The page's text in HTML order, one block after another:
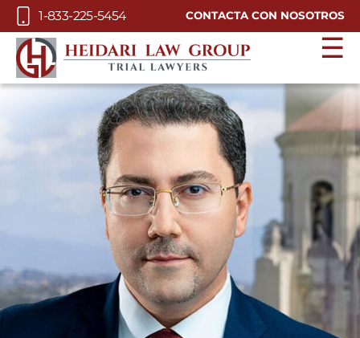
Skip to Main Content
1-833-225-5454 CONTACTA CON NOSOTROS
☰